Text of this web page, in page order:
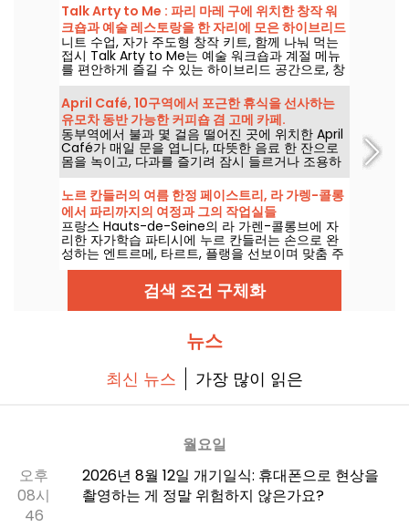
Talk Arty to Me : 파리 마레 구에 위치한 창작 워
크숍과 예술 레스토랑을 한 자리에 모은 하이브리드
스팟
니트 수업, 자가 주도형 창작 키트, 함께 나눠 먹는
접시 Talk Arty to Me는 예술 워크숍과 계절 메뉴
를 편안하게 즐길 수 있는 하이브리드 공간으로, 창
작과 미식을 동시에 만끽하는 곳이다.
April Café, 10구역에서 포근한 휴식을 선사하는
유모차 동반 가능한 커피숍 겸 고메 카페.
동부역에서 불과 몇 걸음 떨어진 곳에 위치한 April
Café가 매일 문을 엽니다, 따뜻한 음료 한 잔으로
몸을 녹이고, 다과를 즐기려 잠시 들르거나 조용하
고 건조한 시간을 보내고 싶을 때 찾아오실 수 있습
니다.
노르 칸들러의 여름 한정 페이스트리, 라 가렝-콜롱
에서 파리까지의 여정과 그의 작업실들
프랑스 Hauts-de-Seine의 라 가렌-콜롱브에 자
리한 자가학습 파티시에 누르 칸들러는 손으로 완
성하는 엔트르메, 타르트, 플랭을 선보이며 맞춤 주
문을 받습니다. 우리는 2026년 여름에 선보인 그녀
의 새로운 과일 컬렉션을 맛보고, 그 매력을 여러분
검색 조건 구체화
뉴스
최신 뉴스 가장 많이 읽은
월요일
오후
08시
46
2026년 8월 12일 개기일식: 휴대폰으로 현상을
촬영하는 게 정말 위험하지 않은가요?